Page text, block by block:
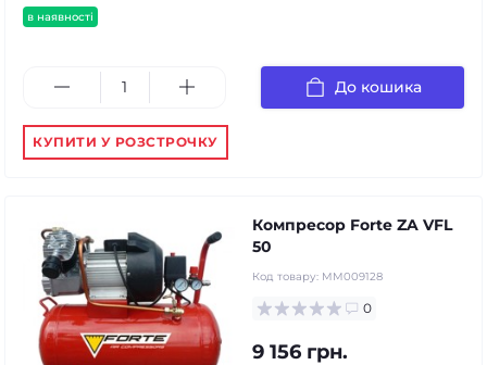
в наявності
До кошика
КУПИТИ У РОЗСТРОЧКУ
Компресор Forte ZA VFL
50
Код товару: MM009128
0
9 156 грн.